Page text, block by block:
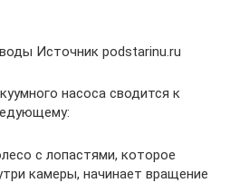
Источник podstarinu.ru
насоса сводится к
с лопастями, которое
камеры, начинает вращение